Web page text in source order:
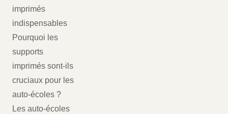
imprimés
indispensables
Pourquoi les
supports
imprimés sont-ils
cruciaux pour les
auto-écoles ?
Les auto-écoles